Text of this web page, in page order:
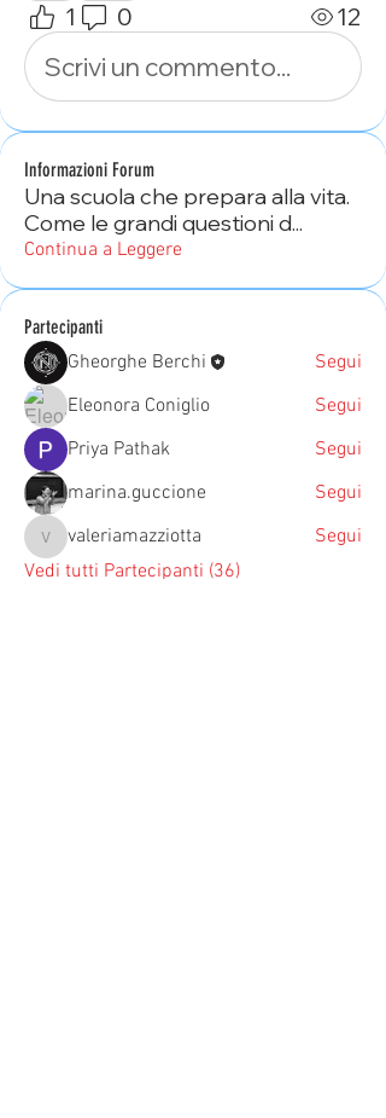
1 0 12
Scrivi un commento...
Informazioni Forum
Una scuola che prepara alla vita.
Come le grandi questioni d...
Continua a Leggere
Partecipanti
Gheorghe Berchi
Segui
Eleonora Coniglio
Segui
Priya Pathak
Segui
marina.guccione
Segui
valeriamazziotta
valeriamazziotta
Segui
Vedi tutti Partecipanti (36)